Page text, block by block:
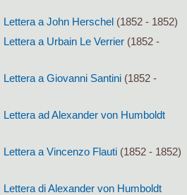
Lettera a John Herschel (1852 - 1852)
Lettera a Urbain Le Verrier (1852 -
Lettera a Giovanni Santini (1852 -
Lettera ad Alexander von Humboldt
Lettera a Vincenzo Flauti (1852 - 1852)
Lettera di Alexander von Humboldt